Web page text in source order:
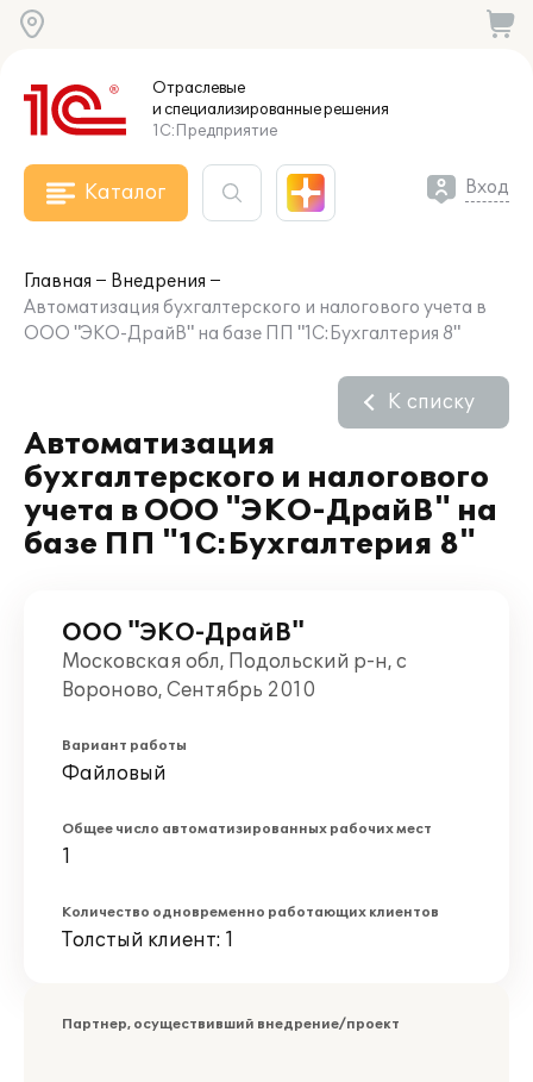
Отраслевые
и специализированныерешения
1С:Предприятие
Каталог Вход
Главная
Внедрения
Автоматизация бухгалтерского и налогового учета в
ООО "ЭКО-ДрайВ" на базе ПП "1С:Бухгалтерия 8"
Автоматизация
бухгалтерского и налогового
учета в ООО "ЭКО-ДрайВ" на
базе ПП "1С:Бухгалтерия 8"
К списку
ООО "ЭКО-ДрайВ"
Московская обл, Подольский р-н, с
Вороново, Сентябрь 2010
Вариант работы
Файловый
Общее число автоматизированных рабочих мест
1
Количество одновременно работающих клиентов
Толстый клиент: 1
Партнер, осуществивший внедрение/проект